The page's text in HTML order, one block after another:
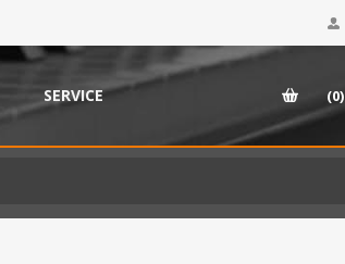
SERVICE (0)